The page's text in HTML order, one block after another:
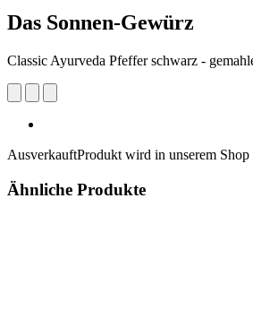
Das Sonnen-Gewürz
Classic Ayurveda Pfeffer schwarz -
AusverkauftProdukt wird in unserem Shop
Ähnliche Produkte